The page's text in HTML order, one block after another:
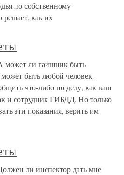
по собственному
как их
может ли гаишник быть
быть любой человек,
что-либо по делу, как ваш
и сотрудник ГИБДД. Но только
эти показания, верить им
ли инспектор дать мне